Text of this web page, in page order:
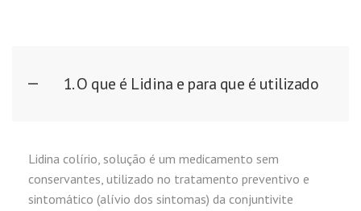
1. O que é Lidina e para que é utilizado
Lidina colírio, solução é um medicamento sem
conservantes, utilizado no tratamento preventivo e
sintomático (alívio dos sintomas) da conjuntivite